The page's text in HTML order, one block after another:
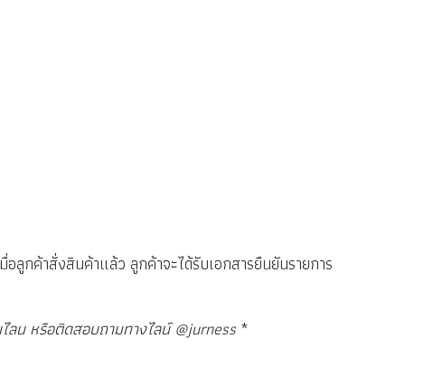
อลูกค้าสั่งสินค้าแล้ว ลูกค้าจะได้รับเอกสารยืนยันรายการ
น หรือติดสอบถามทางไลน์ @jurness*